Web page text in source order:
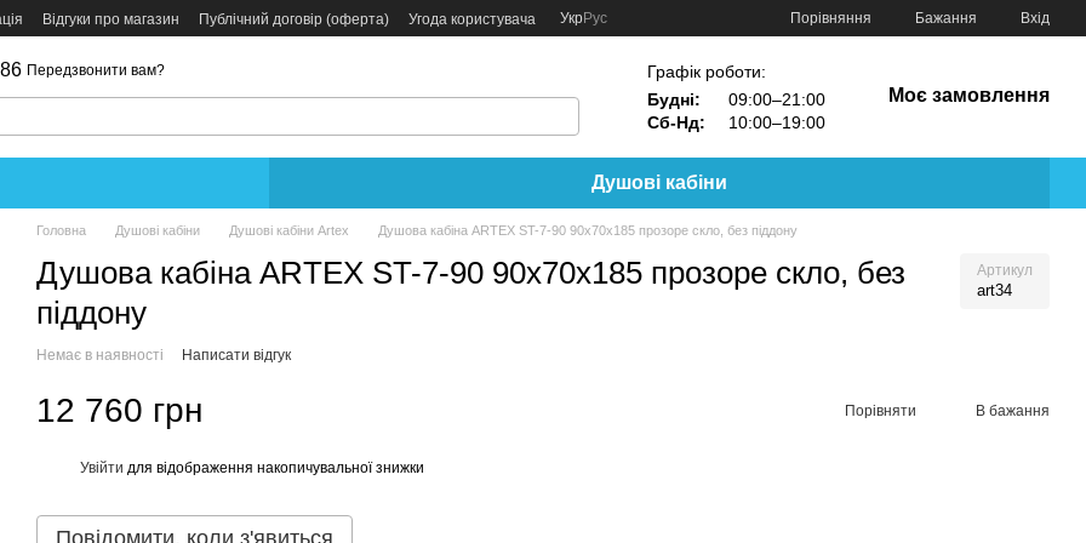
Відгуки про магазин Публічний договір (оферта) Угода користувача УкрРус Порівняння Бажання Вхід
Передзвонити вам?
Графік роботи:
Будні:
09:00–21:00
Сб-Нд:
10:00–19:00
Моє замовлення
Душові кабіни
Головна Душові кабіни Душові кабіни Artex Душова кабіна ARTEX ST-7-90 90х70х185 прозоре скло, без піддону
Душова кабіна ARTEX ST-7-90 90х70х185 прозоре скло, без
піддону
Артикул
art34
Немає в наявності Написати відгук
12 760 грн Порівняти В бажання
Увійти для відображення накопичувальної знижки
Повідомити, коли з'явиться